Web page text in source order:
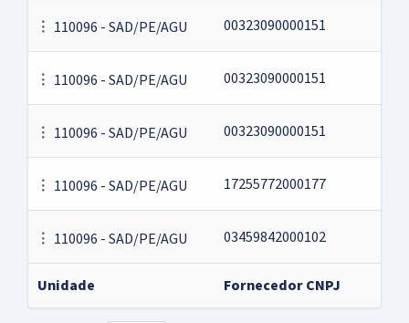
110096 - SAD/PE/AGU 00323090000151
110096 - SAD/PE/AGU 00323090000151
110096 - SAD/PE/AGU 00323090000151
110096 - SAD/PE/AGU 17255772000177
110096 - SAD/PE/AGU 03459842000102
Unidade Fornecedor CNPJ